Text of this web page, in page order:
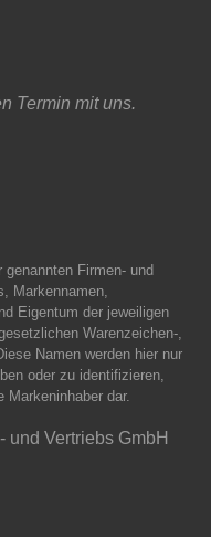
Termin mit uns.
Firmen- und
Markennamen,
Eigentum der jeweiligen
Warenzeichen-,
Namen werden hier nur
oder zu identifizieren,
dar.
und Vertriebs GmbH